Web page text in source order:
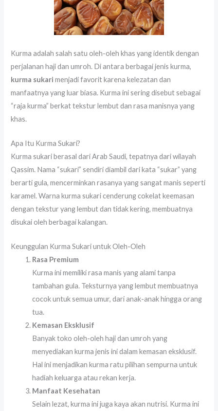
Kurma adalah salah satu oleh-oleh khas yang identik dengan
perjalanan haji dan umroh. Di antara berbagai jenis kurma,
kurma sukari menjadi favorit karena kelezatan dan
manfaatnya yang luar biasa. Kurma ini sering disebut sebagai
“raja kurma” berkat tekstur lembut dan rasa manisnya yang
khas.
Apa Itu Kurma Sukari?
Kurma sukari berasal dari Arab Saudi, tepatnya dari wilayah
Qassim. Nama “sukari” sendiri diambil dari kata “sukar” yang
berarti gula, mencerminkan rasanya yang sangat manis seperti
karamel. Warna kurma sukari cenderung cokelat keemasan
dengan tekstur yang lembut dan tidak kering, membuatnya
disukai oleh berbagai kalangan.
Keunggulan Kurma Sukari untuk Oleh-Oleh
Rasa Premium
Kurma ini memiliki rasa manis yang alami tanpa
tambahan gula. Teksturnya yang lembut membuatnya
cocok untuk semua umur, dari anak-anak hingga orang
tua.
Kemasan Eksklusif
Banyak toko oleh-oleh haji dan umroh yang
menyediakan kurma jenis ini dalam kemasan eksklusif.
Hal ini menjadikan kurma ratu pilihan sempurna untuk
hadiah keluarga atau rekan kerja.
Manfaat Kesehatan
Selain lezat, kurma ini juga kaya akan nutrisi. Kurma ini